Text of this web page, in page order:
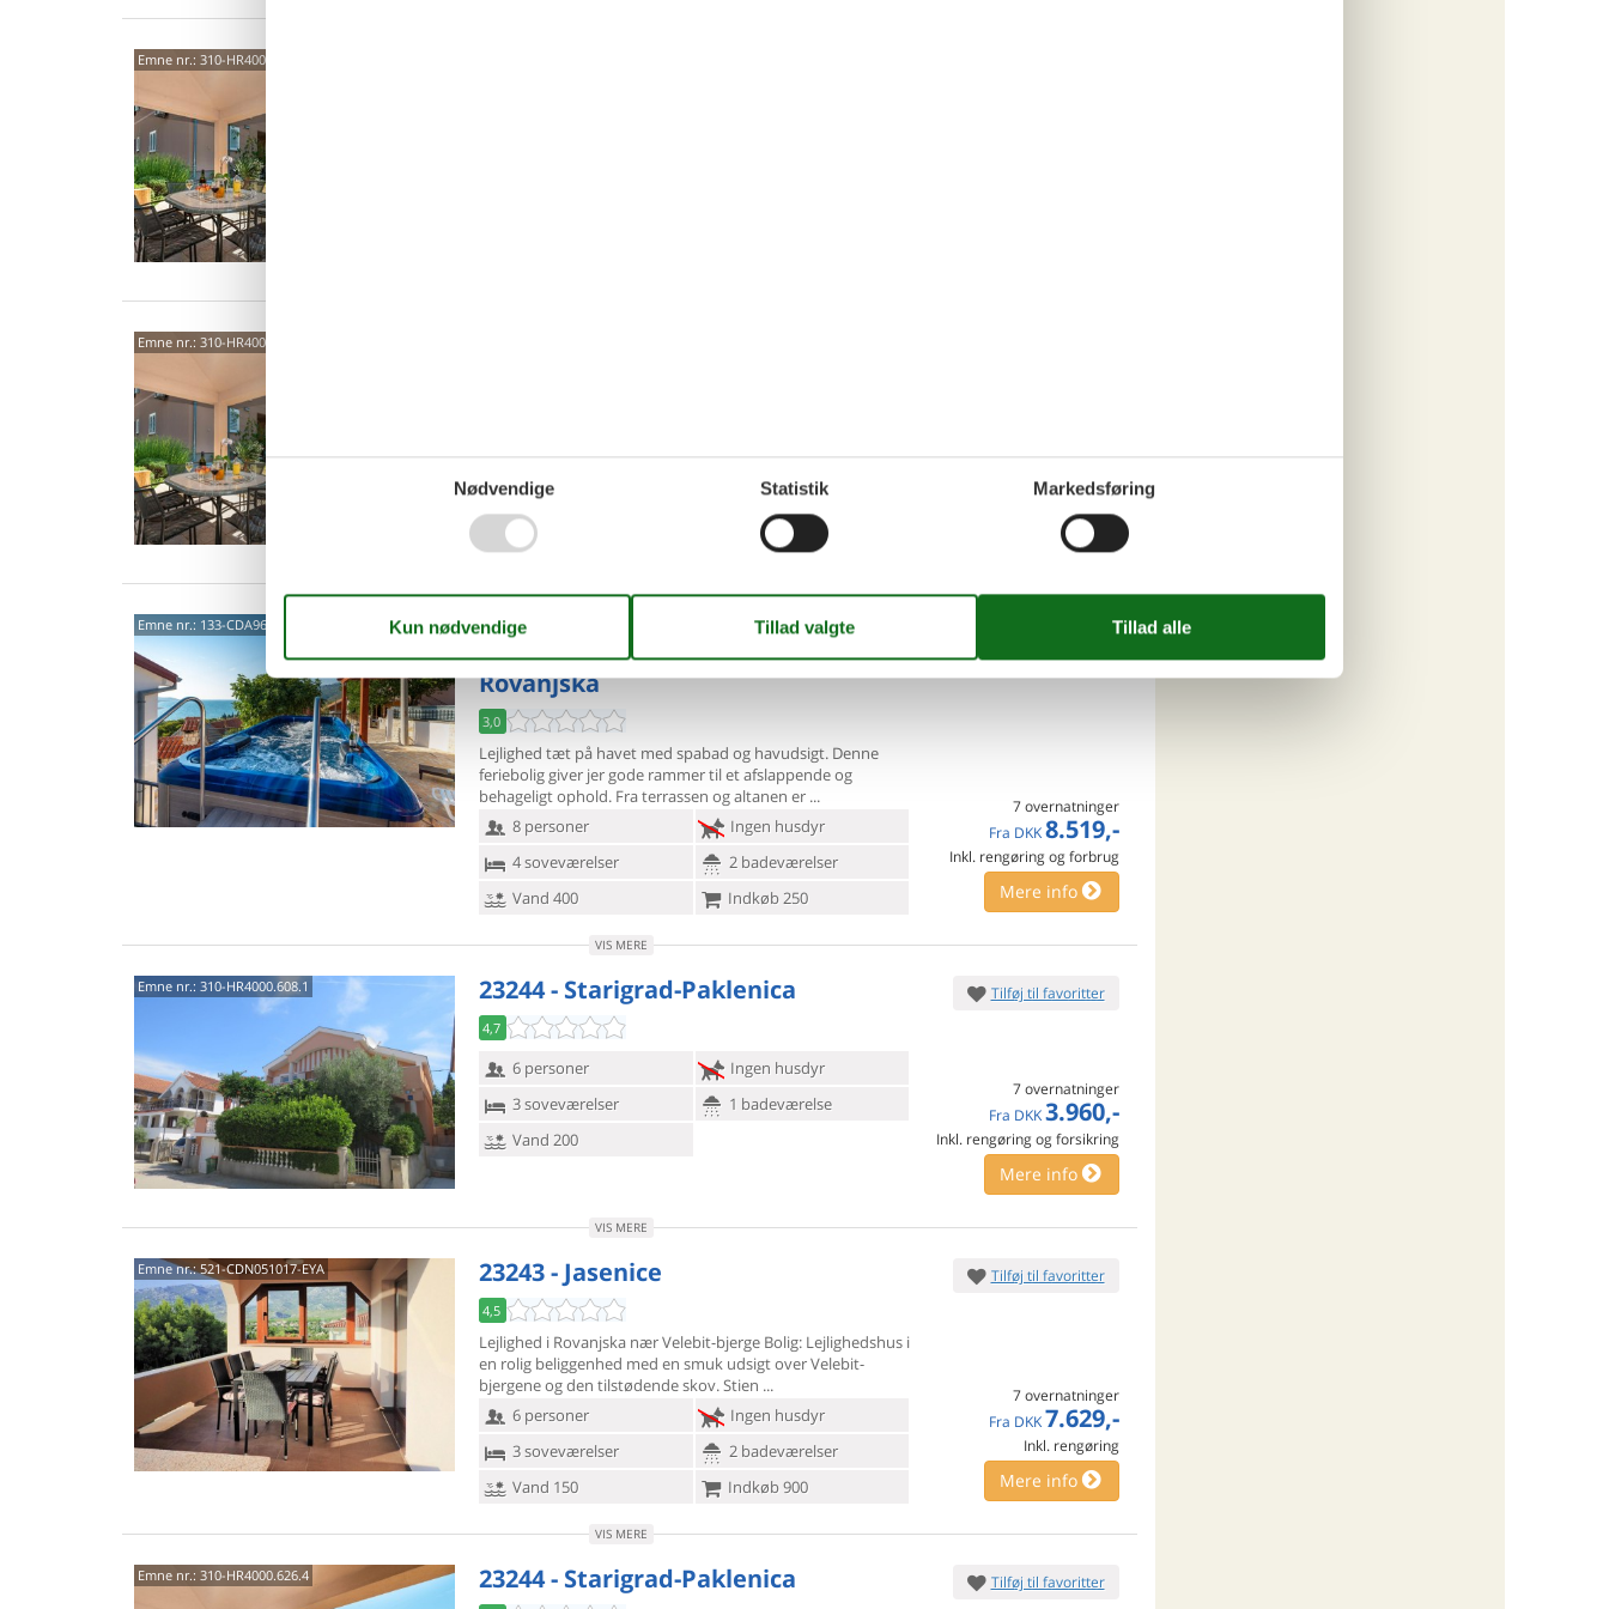
Emne nr.: 310-HR4000.626.2
Emne nr.: 310-HR4000.626.1
1 soveværelse
1 badeværelse
Vand 200
3.525,-
Inkl. rengøring og forsikring
Mere info
Emne nr.: 133-CDA961
Velebitska ulica - Starigrad
Paklenica/Rovanjska - 23243 -
Rovanjska
3,0
Lejlighed tæt på havet med spabad og havudsigt. Denne
feriebolig giver jergode rammer til et afslappende og
behageligt ophold. Fra terrassen og altanen er
8 personer
Ingen husdyr
4 soveværelser
2 badeværelser
Vand 400
Indkøb 250
7 overnatninger
Fra DKK 8.519,-
Inkl. rengøring og forbrug
Mere info
VIS MERE
Emne nr.: 310-HR4000.608.1 23244 - Starigrad-Paklenica
4,7
6 personer
Ingen husdyr
3 soveværelser
1 badeværelse
Vand 200
Tilføj til favoritter
7 overnatninger
Fra DKK 3.960,-
Inkl. rengøring og forsikring
Mere info
VIS MERE
Emne nr.:521-CDN051017-EYA 23243 - Jasenice
4,5
Lejlighed i Rovanjska nær Velebit-bjerge Bolig: Lejlighedshus i
en rolig beliggenhed med en smuk udsigt over Velebit-
bjergene og den tilstødende skov. Stien
6 personer
Ingen husdyr
3 soveværelser
2 badeværelser
Vand 150
Indkøb 900
Tilføj til favoritter
7 overnatninger
Fra DKK 7.629,-
Inkl. rengøring
Mere info
VIS MERE
Emne nr.: 310-HR4000.626.4 23244 - Starigrad-Paklenica Tilføj til favoritter
Nødvendige Statistik Markedsføring